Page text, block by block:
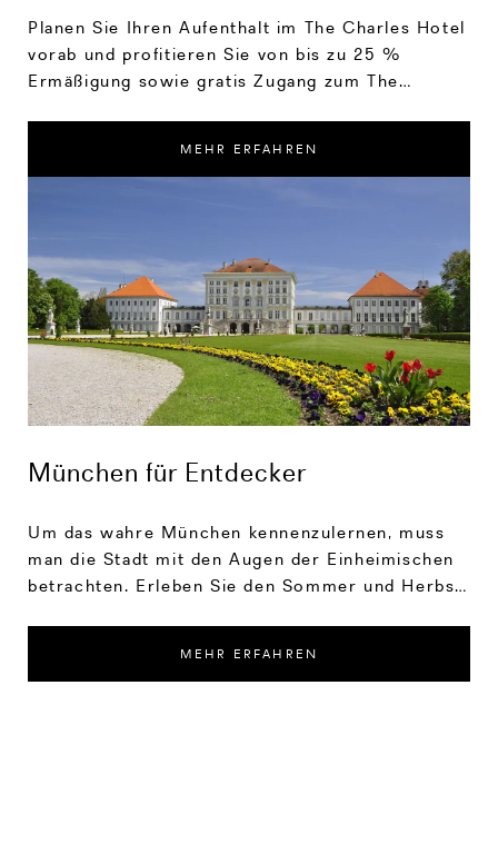
Planen Sie Ihren Aufenthalt im The Charles Hotel
vorab und profitieren Sie von bis zu 25 %
Ermäßigung sowie gratis Zugang zum The
MEHR ERFAHREN
München für Entdecker
Um das wahre München kennenzulernen, muss
man die Stadt mit den Augen der Einheimischen
betrachten. Erleben Sie den Sommer und Herbst
MEHR ERFAHREN